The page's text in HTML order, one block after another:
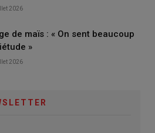
2026
de maïs : « On sent beaucoup
»
2026